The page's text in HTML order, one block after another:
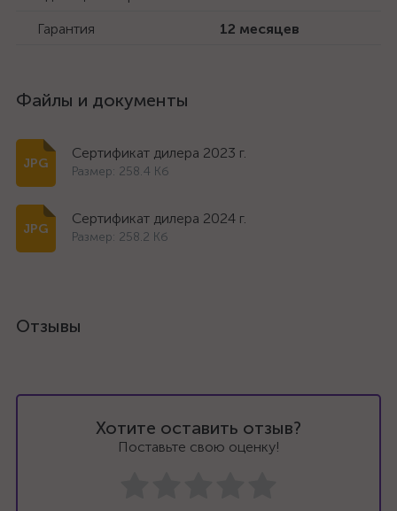
Гарантия
12 месяцев
Файлы и документы
Сертификат дилера 2023 г.
Размер: 258.4 Кб
Сертификат дилера 2024 г.
Размер: 258.2 Кб
Отзывы
Хотите оставить отзыв?
Поставьте свою оценку!